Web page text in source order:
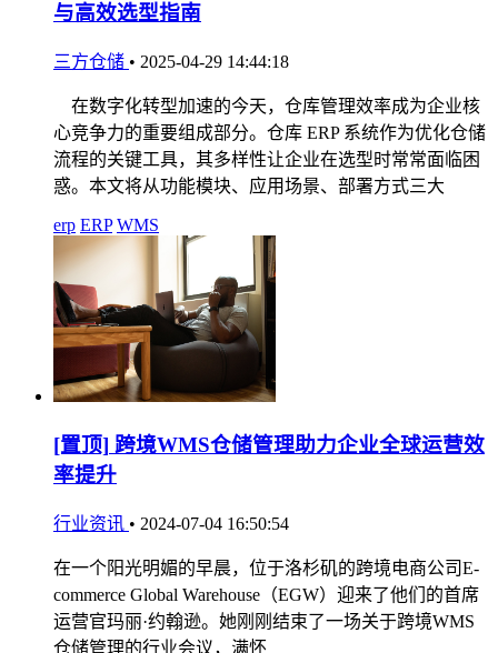
与高效选型指南
三方仓储 • 2025-04-29 14:44:18
在数字化转型加速的今天，仓库管理效率成为企业核
心竞争力的重要组成部分。仓库 ERP 系统作为优化仓储
流程的关键工具，其多样性让企业在选型时常常面临困
惑。本文将从功能模块、应用场景、部署方式三大
erp ERP WMS
[置顶] 跨境WMS仓储管理助力企业全球运营效
率提升
行业资讯 • 2024-07-04 16:50:54
在一个阳光明媚的早晨，位于洛杉矶的跨境电商公司E-
commerce Global Warehouse（EGW）迎来了他们的首席
运营官玛丽·约翰逊。她刚刚结束了一场关于跨境WMS
仓储管理的行业会议，满怀